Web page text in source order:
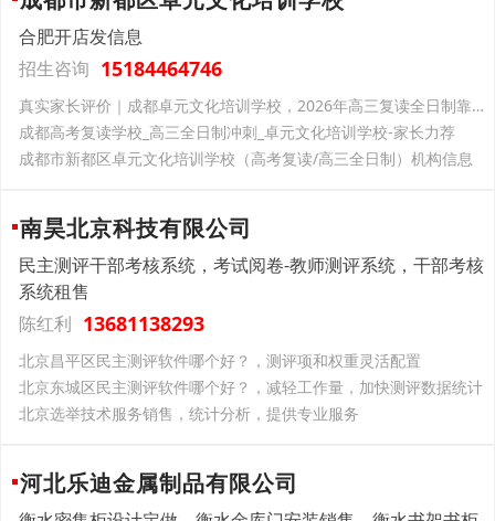
合肥开店发信息
招生咨询 15184464746
真实家长评价｜成都卓元文化培训学校，2026年高三复读全日制靠谱之选
成都高考复读学校_高三全日制冲刺_卓元文化培训学校-家长力荐
成都市新都区卓元文化培训学校（高考复读/高三全日制）机构信息
南昊北京科技有限公司
民主测评干部考核系统，考试阅卷-教师测评系统，干部考核
系统租售
陈红利 13681138293
北京昌平区民主测评软件哪个好？，测评项和权重灵活配置
北京东城区民主测评软件哪个好？，减轻工作量，加快测评数据统计
北京选举技术服务销售，统计分析，提供专业服务
河北乐迪金属制品有限公司